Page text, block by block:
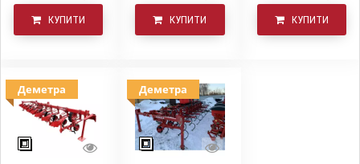
КУПИТИ КУПИТИ КУПИТИ
Деметра Деметра